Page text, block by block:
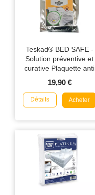
Teskad® BED SAFE -
Solution préventive et
curative Plaquette anti
19,90 €
Détails Acheter